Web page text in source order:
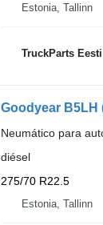
Estonia, Tallinn
TruckParts
Goodyear B5LH
Neumático para
diésel
275/70 R22.5
Estonia, Tallinn